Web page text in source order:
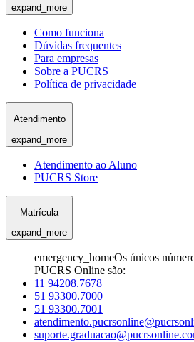
expand_more
Como funciona
Dúvidas frequentes
Para empresas
Sobre a PUCRS
Política de privacidade
Atendimento
expand_more
Atendimento ao Aluno
PUCRS Store
Matrícula
expand_more
emergency_homeOs únicos
PUCRS Online são:
11 94208.7678
51 93300.7000
51 93300.7001